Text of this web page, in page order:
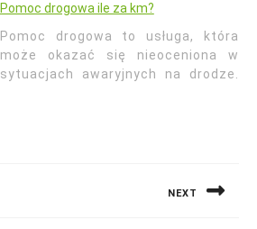
Pomoc drogowa ile za km?
Pomoc drogowa to usługa, która
może okazać się nieoceniona w
sytuacjach awaryjnych na drodze.
NEXT